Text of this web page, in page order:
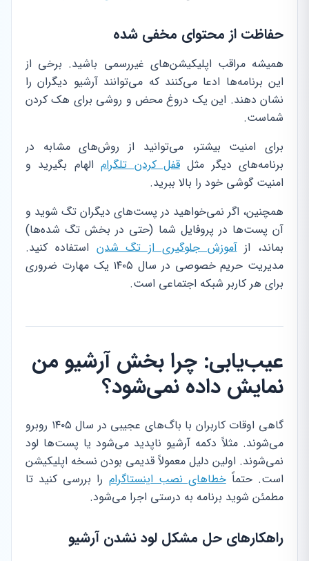
حفاظت از محتوای مخفی شده
همیشه مراقب اپلیکیشن‌های غیررسمی باشید. برخی از
این برنامه‌ها ادعا می‌کنند که می‌توانند آرشیو دیگران را
نشان دهند. این یک دروغ محض و روشی برای هک کردن
شماست.
برای امنیت بیشتر، می‌توانید از روش‌های مشابه در
برنامه‌های دیگر مثلقفل کردن تلگرامالهام بگیرید و
امنیت گوشی خود را بالا ببرید.
همچنین، اگر نمی‌خواهید در پست‌های دیگران تگ شوید و
آن پست‌ها در پروفایل شما (حتی در بخش تگ شده‌ها)
بماند، ازآموزش جلوگیری از تگ شدن استفاده کنید.
مدیریت حریم خصوصی در سال ۱۴۰۵ یک مهارت ضروری
برای هر کاربر شبکه اجتماعی است.
عیب‌یابی: چرا بخش آرشیو من
نمایش داده نمی‌شود؟
گاهی اوقات کاربران با باگ‌های عجیبی در سال ۱۴۰۵ روبرو
می‌شوند. مثلاً دکمه آرشیو ناپدید می‌شود یا پست‌ها لود
نمی‌شوند. اولین دلیل معمولاً قدیمی بودن نسخه اپلیکیشن
است. حتماًخطاهای نصب اینستاگرام را بررسی کنید تا
مطمئن شوید برنامه به درستی اجرا می‌شود.
راهکارهای حل مشکل لود نشدن آرشیو